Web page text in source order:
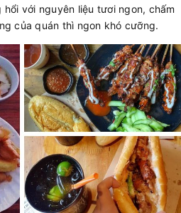
hổi với nguyên liệu tươi ngon, chấm
của quán thì ngon khó cưỡng.